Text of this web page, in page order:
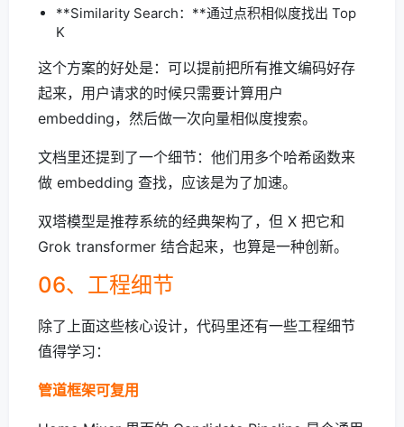
**Similarity Search：**通过点积相似度找出 Top
K
这个方案的好处是：可以提前把所有推文编码好存
起来，用户请求的时候只需要计算用户
embedding，然后做一次向量相似度搜索。
文档里还提到了一个细节：他们用多个哈希函数来
做 embedding 查找，应该是为了加速。
双塔模型是推荐系统的经典架构了，但 X 把它和
Grok transformer 结合起来，也算是一种创新。
06、工程细节
除了上面这些核心设计，代码里还有一些工程细节
值得学习：
管道框架可复用